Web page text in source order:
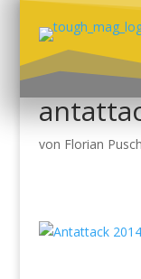
von Florian